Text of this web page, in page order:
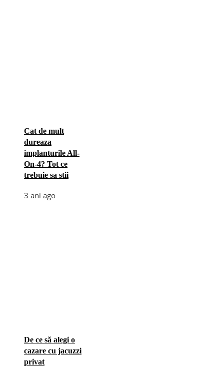
Cat de mult
dureaza
implanturile All-
On-4? Tot ce
trebuie sa stii
3 ani ago
De ce să alegi o
cazare cu jacuzzi
privat